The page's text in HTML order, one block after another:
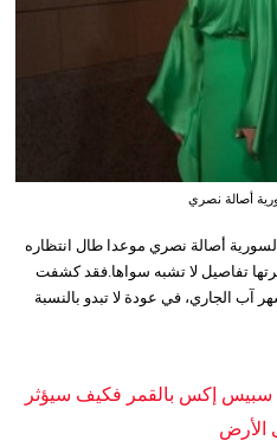
أصالة نصري
أصالة نصري موعدا طال انتظاره
تفاصيل لا تشبه سواها.فقد كشفت
آب الجاري، في عودة لا تبدو بالنسبة
إكس بالقمر فكيف سيؤثر
الأرض